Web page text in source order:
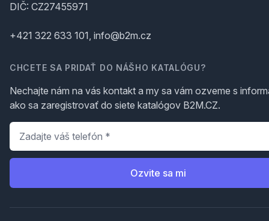
DIČ: CZ27455971
+421 322 633 101, info@b2m.cz
CHCETE SA PRIDAŤ DO NÁŠHO KATALÓGU?
Nechajte nám na vás kontakt a my sa vám ozveme s
ako sa zaregistrovať do siete katalógov B2M.CZ.
Telefón
Ozvite sa mi